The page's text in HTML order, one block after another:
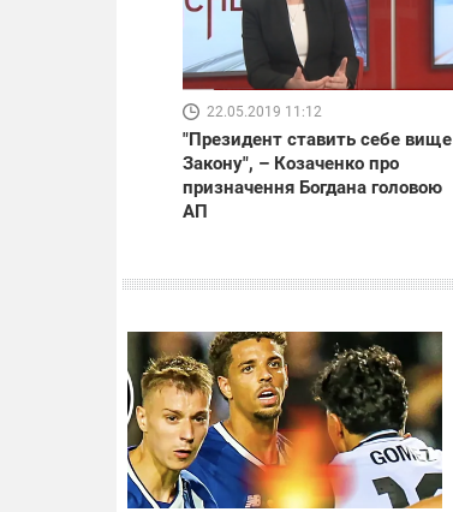
22.05.2019 11:12
"Президент ставить себе вище
Закону", – Козаченко про
призначення Богдана головою
АП